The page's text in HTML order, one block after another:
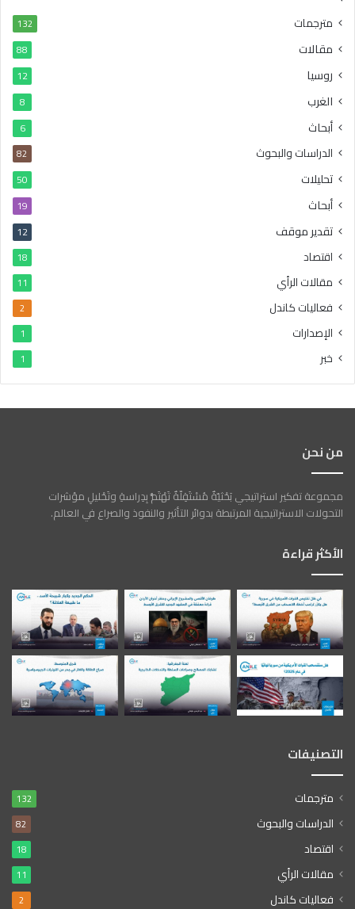
مترجمات 132
مقالات 88
روسيا 12
الغرب 8
أبحاث 6
الدراسات والبحوث 82
تحليلات 50
أبحاث 19
تقدير موقف 12
اقتصاد 18
مقالات الرأي 11
فعاليات كاندل 2
الإصدارات 1
خبر 1
من نحن
مجموعة تفكير استراتيجي بَحْثيّةٌ مُسْتَقِلّةٌ تَهْتَمُّ بِدِراسةِ وتَحْليلِ مؤشرات
التحولات الاستراتيجية المرتبطة بدوائر التأثير والنفوذ والصراع في العالم.
الأكثر قراءة
التصنيفات
مترجمات 132
الدراسات والبحوث 82
اقتصاد 18
مقالات الرأي 11
فعاليات كاندل 2